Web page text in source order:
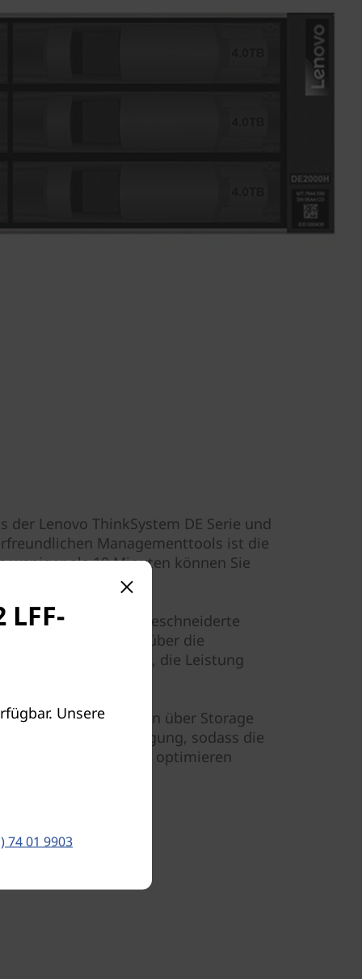
der Lenovo ThinkSystem DE Serie und
Managementtools ist die
weniger als 10 Minuten können Sie
maßgeschneiderte
Kontrolle über die
es Administratoren, die Leistung
Informationen über Storage
zur Verfügung, sodass die
noch mehr im Detail optimieren
Unsere
74 01 9903